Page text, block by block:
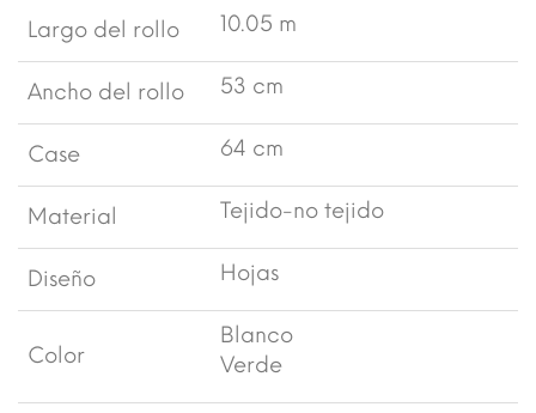
Largo del rollo 10.05 m
Ancho del rollo 53 cm
Case 64 cm
Material Tejido-no tejido
Diseño Hojas
Color
Blanco
Verde